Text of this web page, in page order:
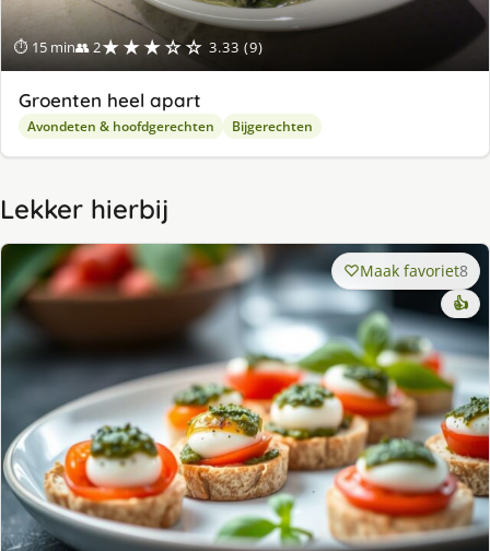
⏱ 15 min👥 2★★★☆☆ 3.33 (9)
Groenten heel apart
Avondeten & hoofdgerechten Bijgerechten
Lekker hierbij
Maak favoriet8
👍